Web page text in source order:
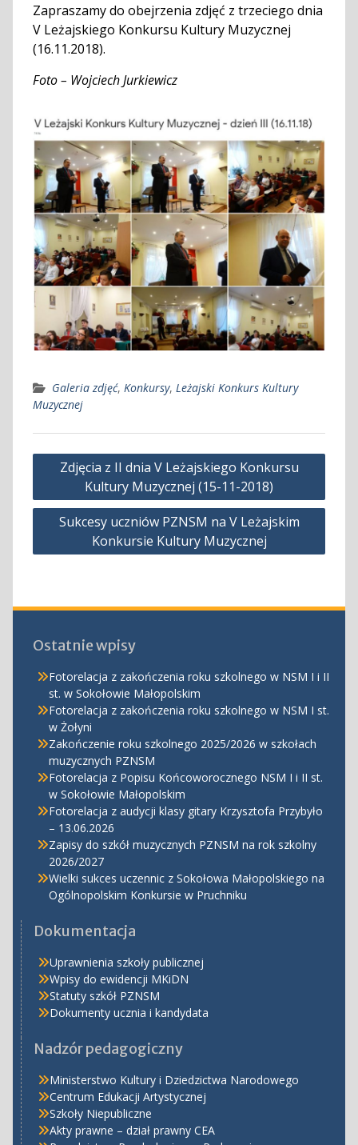
Zapraszamy do obejrzenia zdjęć z trzeciego dnia
V Leżajskiego Konkursu Kultury Muzycznej
(16.11.2018).
Foto – Wojciech Jurkiewicz
Galeria zdjęć, Konkursy, Leżajski Konkurs Kultury
Muzycznej
Nawigacja
wpisu
Zdjęcia z II dnia V Leżajskiego Konkursu
Kultury Muzycznej (15-11-2018)
Sukcesy uczniów PZNSM na V Leżajskim
Konkursie Kultury Muzycznej
Ostatnie wpisy
Fotorelacja z zakończenia roku szkolnego w NSM I i II
st. w Sokołowie Małopolskim
Fotorelacja z zakończenia roku szkolnego w NSM I st.
w Żołyni
Zakończenie roku szkolnego 2025/2026 w szkołach
muzycznych PZNSM
Fotorelacja z Popisu Końcoworocznego NSM I i II st.
w Sokołowie Małopolskim
Fotorelacja z audycji klasy gitary Krzysztofa Przybyło
– 13.06.2026
Zapisy do szkół muzycznych PZNSM na rok szkolny
2026/2027
Wielki sukces uczennic z Sokołowa Małopolskiego na
Ogólnopolskim Konkursie w Pruchniku
Dokumentacja
Uprawnienia szkoły publicznej
Wpisy do ewidencji MKiDN
Statuty szkół PZNSM
Dokumenty ucznia i kandydata
Nadzór pedagogiczny
Ministerstwo Kultury i Dziedzictwa Narodowego
Centrum Edukacji Artystycznej
Szkoły Niepubliczne
Akty prawne – dział prawny CEA